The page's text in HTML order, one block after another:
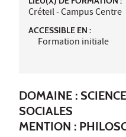
Créteil - Campus Centre
ACCESSIBLE EN :
Formation initiale
DOMAINE :
SOCIALES
MENTION :